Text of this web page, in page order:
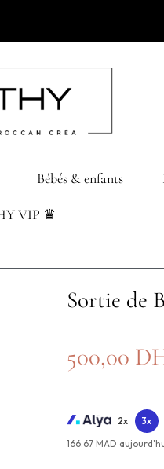
Bébés & enfants
VIP ♛
Sortie de
500,00
2x 3x
166.67 MAD